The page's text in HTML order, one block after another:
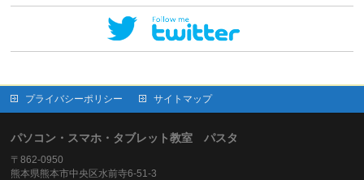
プライバシーポリシー サイトマップ
パソコン・スマホ・タブレット教室 パスタ
〒862-0950
熊本県熊本市中央区水前寺6-51-3